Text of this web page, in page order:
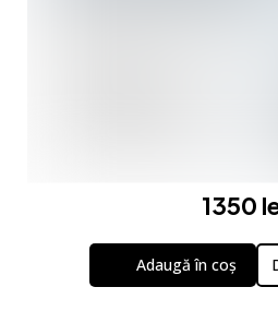
1350
Adaugă în coș